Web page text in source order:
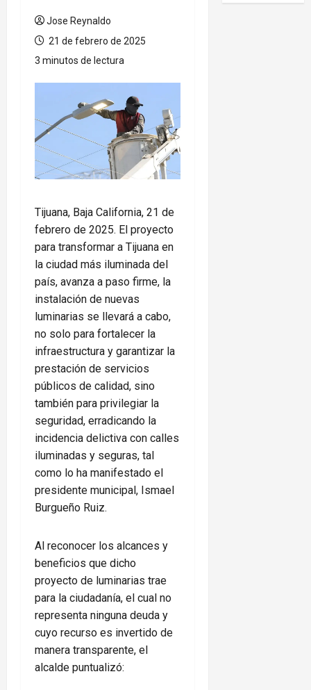
Jose Reynaldo
21 de febrero de 2025
3 minutos de lectura
Tijuana, Baja California, 21 de
febrero de 2025. El proyecto
para transformar a Tijuana en
la ciudad más iluminada del
país, avanza a paso firme, la
instalación de nuevas
luminarias se llevará a cabo,
no solo para fortalecer la
infraestructura y garantizar la
prestación de servicios
públicos de calidad, sino
también para privilegiar la
seguridad, erradicando la
incidencia delictiva con calles
iluminadas y seguras, tal
como lo ha manifestado el
presidente municipal, Ismael
Burgueño Ruiz.
Al reconocer los alcances y
beneficios que dicho
proyecto de luminarias trae
para la ciudadanía, el cual no
representa ninguna deuda y
cuyo recurso es invertido de
manera transparente, el
alcalde puntualizó: